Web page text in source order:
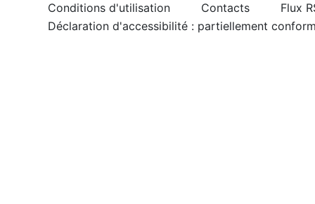
Conditions d'utilisation Contacts
Flux
Déclaration d'accessibilité : partiellement